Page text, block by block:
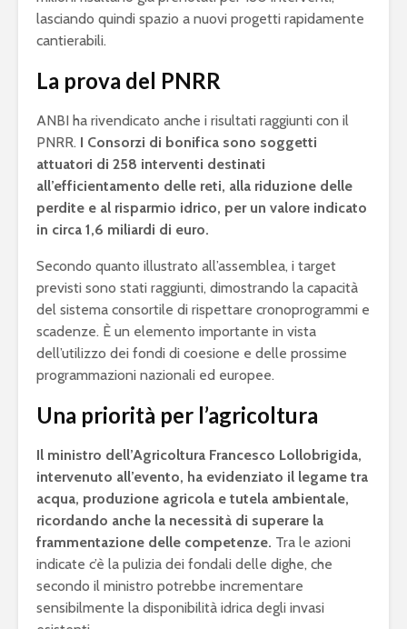
lasciando quindi spazio a nuovi progetti rapidamente
cantierabili.
La prova del PNRR
ANBI ha rivendicato anche i risultati raggiunti con il
PNRR. I Consorzi di bonifica sono soggetti
attuatori di 258 interventi destinati
all’efficientamento delle reti, alla riduzione delle
perdite e al risparmio idrico, per un valore indicato
in circa 1,6 miliardi di euro.
Secondo quanto illustrato all’assemblea, i target
previsti sono stati raggiunti, dimostrando la capacità
del sistema consortile di rispettare cronoprogrammi e
scadenze. È un elemento importante in vista
dell’utilizzo dei fondi di coesione e delle prossime
programmazioni nazionali ed europee.
Una priorità per l’agricoltura
Il ministro dell’Agricoltura Francesco Lollobrigida,
intervenuto all’evento, ha evidenziato il legame tra
acqua, produzione agricola e tutela ambientale,
ricordando anche la necessità di superare la
frammentazione delle competenze. Tra le azioni
indicate c’è la pulizia dei fondali delle dighe, che
secondo il ministro potrebbe incrementare
sensibilmente la disponibilità idrica degli invasi